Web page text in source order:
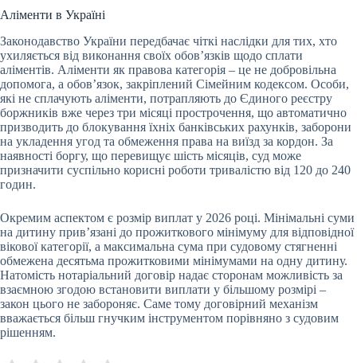
Аліменти в Україні
Законодавство України передбачає чіткі наслідки для тих, хто
ухиляється від виконання своїх обов’язків щодо сплати
аліментів. Аліменти як правова категорія – це не добровільна
допомога, а обов’язок, закріплений Сімейним кодексом. Особи,
які не сплачують аліменти, потрапляють до Єдиного реєстру
боржників вже через три місяці прострочення, що автоматично
призводить до блокування їхніх банківських рахунків, заборони
на укладення угод та обмеження права на виїзд за кордон. За
наявності боргу, що перевищує шість місяців, суд може
призначити суспільно корисні роботи тривалістю від 120 до 240
годин.
Окремим аспектом є розмір виплат у 2026 році. Мінімальні суми
на дитину прив’язані до прожиткового мінімуму для відповідної
вікової категорії, а максимальна сума при судовому стягненні
обмежена десятьма прожитковими мінімумами на одну дитину.
Натомість нотаріальний договір надає сторонам можливість за
взаємною згодою встановити виплати у більшому розмірі –
закон цього не забороняє. Саме тому договірний механізм
вважається більш гнучким інструментом порівняно з судовим
рішенням.